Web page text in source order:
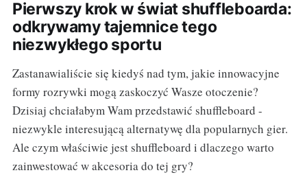
Pierwszy krok w świat shuffleboarda:
odkrywamy tajemnice tego
niezwykłego sportu
Zastanawialiście się kiedyś nad tym, jakie innowacyjne
formy rozrywki mogą zaskoczyć Wasze otoczenie?
Dzisiaj chciałabym Wam przedstawić shuffleboard -
niezwykle interesującą alternatywę dla popularnych gier.
Ale czym właściwie jest shuffleboard i dlaczego warto
zainwestować w akcesoria do tej gry?